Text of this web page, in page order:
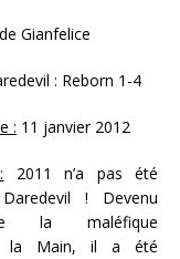
Gianfelice
: Reborn 1-4
: 11 janvier 2012
2011 n’a pas été
! Devenu
la maléfique
la Main, il a été